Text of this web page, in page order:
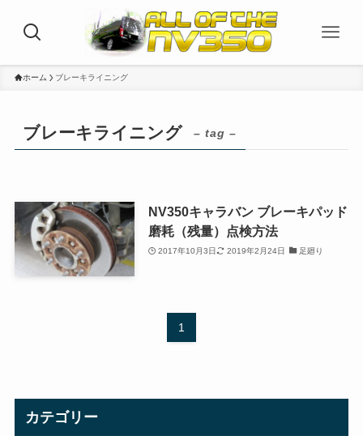
ホーム ブレーキライニング
ブレーキライニング – tag –
NV350キャラバン ブレーキパッド
磨耗（残量）点検方法
2017年10月3日 2019年2月24日 足廻り
1
カテゴリー